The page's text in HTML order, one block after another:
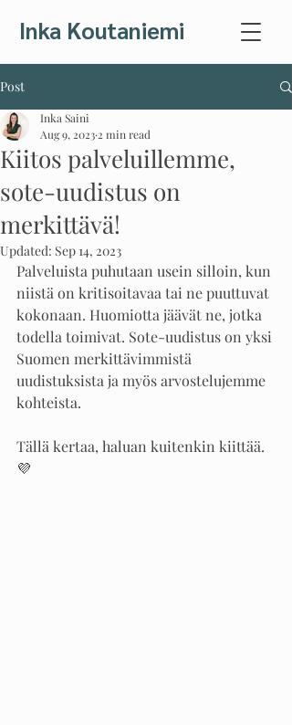
Inka Koutaniemi
Post
Kiitos palveluillemme,
sote-uudistus on
merkittävä!
Inka Saini
Aug 9, 2023 2 min read
Updated: Sep 14, 2023
Palveluista puhutaan usein silloin, kun
niistä on kritisoitavaa tai ne puuttuvat
kokonaan. Huomiotta jäävät ne, jotka
todella toimivat. Sote-uudistus on yksi
Suomen merkittävimmistä
uudistuksista ja myös arvostelujemme
kohteista.
Tällä kertaa, haluan kuitenkin kiittää.
💜